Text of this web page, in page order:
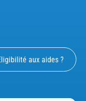
aux aides ?